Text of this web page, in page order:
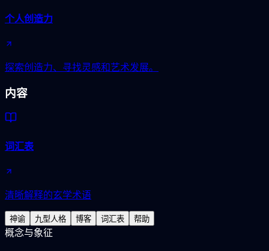
个人创造力
探索创造力、寻找灵感和艺术发展。
内容
词汇表
清晰解释的玄学术语
神谕 九型人格 博客 词汇表 帮助
概念与象征